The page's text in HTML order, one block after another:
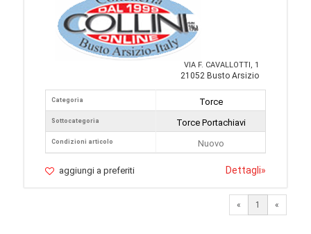
VIA F. CAVALLOTTI, 1
21052 Busto Arsizio
Categoria
Sottocategoria
Condizioni articolo
Torce
Torce Portachiavi
Nuovo
aggiungi a preferiti Dettagli»
« 1 «